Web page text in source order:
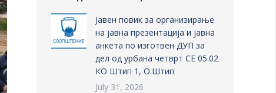
Јавен повик за организирање
на јавна презентација и јавна
анкета по изготвен ДУП за
дел од урбана четврт СЕ 05.02
КО Штип 1, О.Штип
July 31, 2026